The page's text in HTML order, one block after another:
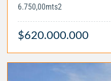
6.750,00mts2
$620.000.000